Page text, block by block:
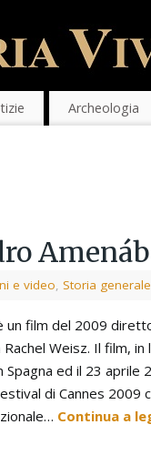
Archeologia
e video, Storia generale
un film del 2009
Weisz. Il film, in
ed il 23 aprile
di Cannes 2009
Continua a